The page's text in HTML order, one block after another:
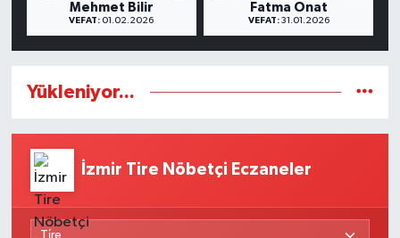
Mehmet Bilir
VEFAT: 01.02.2026
Fatma Onat
VEFAT:31.01.2026
Yükleniyor...
İzmir Tire Nöbetçi Eczaneler